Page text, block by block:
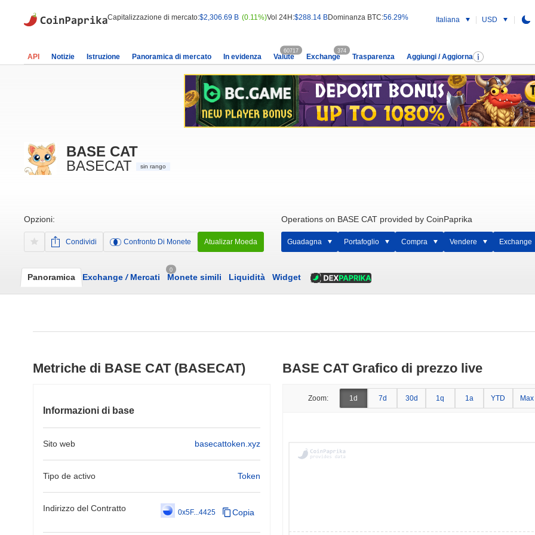
Capitalizzazione di mercato:$2,306.69 B (0.11%)Vol 24H:$288.14 BDominanza BTC:56.29% Italiana USD
API Notizie Istruzione Panoramica di mercato In evidenza Valute
60717
Exchange
374
Trasparenza Aggiungi / Aggiorna
BASE CAT
BASECAT
sin rango
Opzioni:
Condividi Confronto Di Monete Atualizar Moeda
Operations on BASE CAT provided by CoinPaprika
Guadagna Portafoglio Compra Vendere Exchange
Panoramica Exchange /Mercati
0
Monete simili Liquidità Widget
Metriche di BASE CAT (BASECAT)
Informazioni di base
Sito web basecattoken.xyz
Tipo de activo Token
Indirizzo del Contratto 0x5F...4425 Copia
BASE CAT Grafico di prezzo live
Zoom: 1d 7d 30d 1q 1a YTD Max